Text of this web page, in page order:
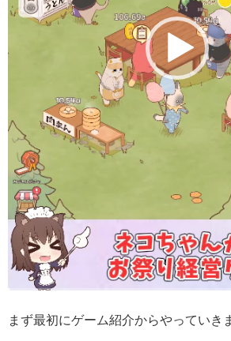
まず最初にゲーム紹介からやっていき